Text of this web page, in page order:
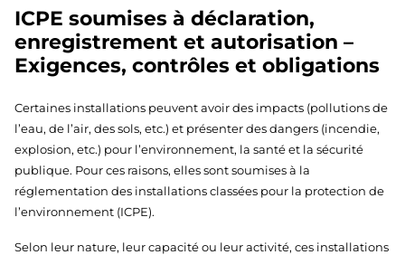
ICPE soumises à déclaration,
enregistrement et autorisation –
Exigences, contrôles et obligations
Certaines installations peuvent avoir des impacts (pollutions de
l’eau, de l’air, des sols, etc.) et présenter des dangers (incendie,
explosion, etc.) pour l’environnement, la santé et la sécurité
publique. Pour ces raisons, elles sont soumises à la
réglementation des installations classées pour la protection de
l’environnement (ICPE).
Selon leur nature, leur capacité ou leur activité, ces installations